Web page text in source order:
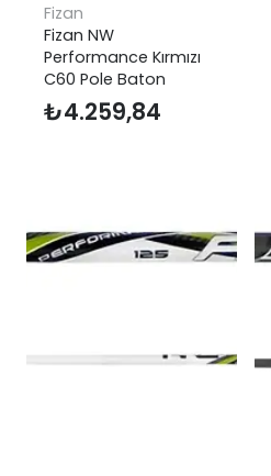
Fizan
Fizan NW
Performance Kırmızı
C60 Pole Baton
₺4.259,84